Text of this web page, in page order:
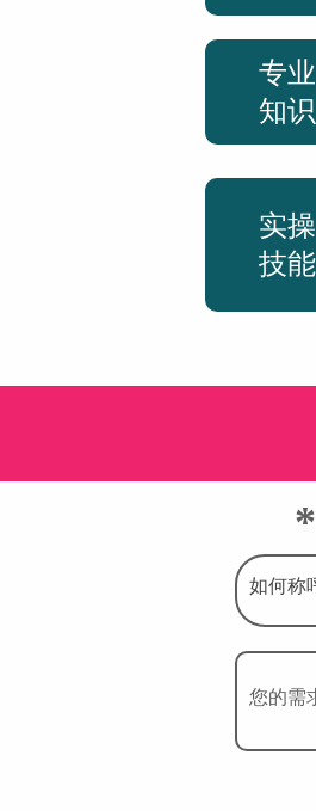
专业
知识
实操
技能
*
如何称
您的需